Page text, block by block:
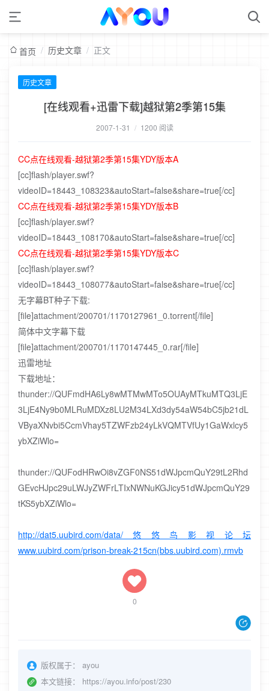
首页 / 历史文章 / 正文
历史文章
[在线观看+迅雷下载]越狱第2季第15集
2007-1-31 / 1200 阅读
CC点在线观看-越狱第2季第15集YDY版本A
[cc]flash/player.swf?
videoID=18443_108323&autoStart=false&share=true[/cc]
CC点在线观看-越狱第2季第15集YDY版本B
[cc]flash/player.swf?
videoID=18443_108170&autoStart=false&share=true[/cc]
CC点在线观看-越狱第2季第15集YDY版本C
[cc]flash/player.swf?
videoID=18443_108077&autoStart=false&share=true[/cc]
无字幕BT种子下载:
[file]attachment/200701/1170127961_0.torrent[/file]
简体中文字幕下载
[file]attachment/200701/1170147445_0.rar[/file]
迅雷地址
下载地址：
thunder://QUFmdHA6Ly8wMTMwMTo5OUAyMTkuMTQ3LjE
3LjE4Ny9b0MLRuMDXz8LU2M34LXd3dy54aW54bC5jb21dL
VByaXNvbi5CcmVhay5TZWFzb24yLkVQMTVfUy1GaWxlcy5
ybXZiWlo=
thunder://QUFodHRwOi8vZGF0NS51dWJpcmQuY29tL2Rhd
GEvcHJpc29uLWJyZWFrLTIxNWNuKGJicy51dWJpcmQuY29
tKS5ybXZiWlo=
http://dat5.uubird.com/data/悠悠鸟影视论坛
www.uubird.com/prison-break-215cn(bbs.uubird.com).rmvb
0
版权属于：
ayou
本文链接：
https://ayou.info/post/230